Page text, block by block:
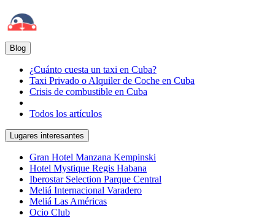
Blog
¿Cuánto cuesta un taxi en Cuba?
Taxi Privado o Alquiler de Coche en Cuba
Crisis de combustible en Cuba
Todos los artículos
Lugares interesantes
Gran Hotel Manzana Kempinski
Hotel Mystique Regis Habana
Iberostar Selection Parque Central
Meliá Internacional Varadero
Meliá Las Américas
Ocio Club